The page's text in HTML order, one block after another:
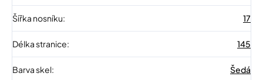
Šířka nosníku: 17
Délka stranice: 145
Barva skel: Šedá